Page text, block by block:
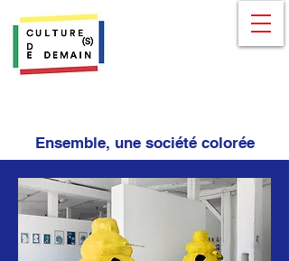
Ensemble, une société colorée